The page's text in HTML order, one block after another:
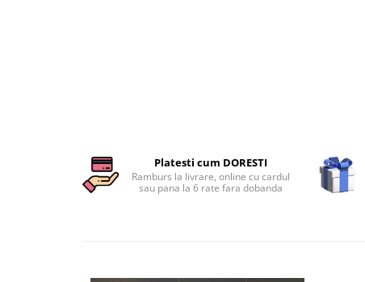
Lenjerii De Pat Damasc 1 Persoana
Platesti cum DORESTI
Ramburs la livrare, online cu cardul
sau pana la 6 rate fara dobanda